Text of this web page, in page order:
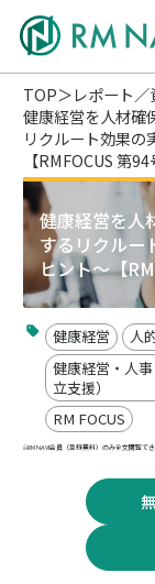
TOP
レポート／
健康経営を人材確
リクルート効果
【RMFOCUS 第94
健康経営を人
するリクルー
ヒント～【
健康経営
人
健康経営・人
立支援）
RM FOCUS
RM NAVI会員（登録無料）のみ全文閲覧で